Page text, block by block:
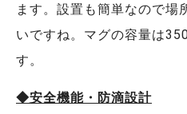
ます。設置も簡単なので場
いですね。マグの容量は
す。
◆安全機能・防滴設計